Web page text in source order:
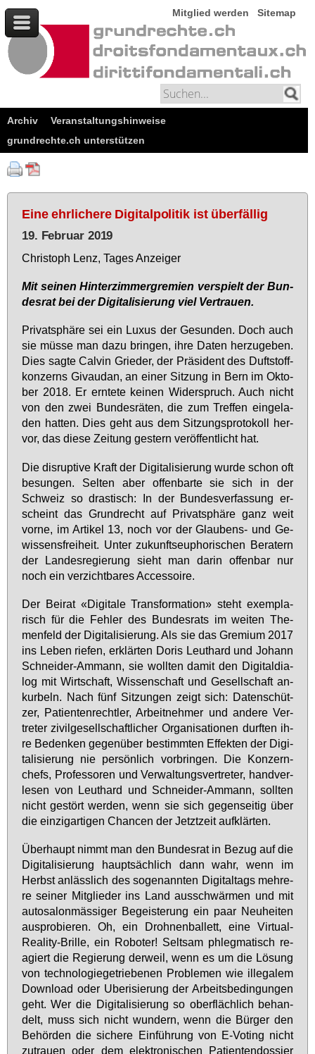
Mitglied werden Sitemap
Archiv
Veranstaltungshinweise
grundrechte.ch unterstützen
Eine ehrlichere Digitalpolitik ist überfällig
19. Februar 2019
Chris­toph Lenz, Ta­ges An­zei­ger
Mit sei­nen Hin­ter­zim­mer­gre­mi­en ver­spielt der Bun­
des­rat bei der Di­gi­ta­li­sie­rung viel Ver­trau­en.
Pri­vat­sphä­re sei ein Lu­xus der Ge­sun­den. Doch auch
sie müs­se man da­zu brin­gen, ih­re Da­ten her­zu­ge­ben.
Dies sag­te Cal­vin Grie­der, der Prä­si­dent des Duft­stoff­
kon­zerns Giv­au­dan, an ei­ner Sit­zung in Bern im Ok­to­
ber 2018. Er ern­te­te kei­nen Wi­der­spruch. Auch nicht
von den zwei Bun­des­rä­ten, die zum Tref­fen ein­ge­la­
den hat­ten. Dies geht aus dem Sit­zungs­pro­to­koll her­
vor, das die­se Zei­tung ges­tern ver­öf­fent­licht hat.
Die dis­rup­ti­ve Kraft der Di­gi­ta­li­sie­rung wur­de schon oft
be­sun­gen. Sel­ten aber of­fen­bar­te sie sich in der
Schweiz so dras­tisch: In der Bun­des­ver­fas­sung er­
scheint das Grund­recht auf Pri­vat­sphä­re ganz weit
vor­ne, im Ar­ti­kel 13, noch vor der Glau­bens- und Ge­
wis­sens­frei­heit. Un­ter zu­kunfts­eu­pho­ri­schen Be­ra­tern
der Lan­des­re­gie­rung sieht man dar­in of­fen­bar nur
noch ein ver­zicht­ba­res Ac­ces­soire.
Der Bei­rat «Di­gi­ta­le Trans­for­ma­ti­on» steht ex­em­pla­
risch für die Feh­ler des Bun­des­rats im wei­ten The­
men­feld der Di­gi­ta­li­sie­rung. Als sie das Gre­mi­um 2017
ins Le­ben rie­fen, er­klär­ten Do­ris Leuthard und Jo­hann
Schnei­der-Am­mann, sie woll­ten da­mit den Di­gi­tal­dia­
log mit Wirt­schaft, Wis­sen­schaft und Ge­sell­schaft an­
kur­beln. Nach fünf Sit­zun­gen zeigt sich: Da­ten­schüt­
zer, Pa­ti­en­ten­recht­ler, Ar­beit­neh­mer und an­de­re Ver­
tre­ter zi­vil­ge­sell­schaft­li­cher Or­ga­ni­sa­tio­nen durf­ten ih­
re Be­den­ken ge­gen­über be­stimm­ten Ef­fek­ten der Di­gi­
ta­li­sie­rung nie per­sön­lich vor­brin­gen. Die Kon­zern­
chefs, Pro­fes­so­ren und Ver­wal­tungs­ver­tre­ter, hand­ver­
le­sen von Leuthard und Schnei­der-Am­mann, soll­ten
nicht ge­stört wer­den, wenn sie sich ge­gen­sei­tig über
die ein­zig­ar­ti­gen Chan­cen der Jetzt­zeit auf­klär­ten.
Über­haupt nimmt man den Bun­des­rat in Be­zug auf die
Di­gi­ta­li­sie­rung haupt­säch­lich dann wahr, wenn im
Herbst an­läss­lich des so­ge­nann­ten Di­gi­tal­tags meh­re­
re sei­ner Mit­glie­der ins Land aus­schwär­men und mit
au­to­sa­lon­mäs­si­ger Be­geis­te­rung ein paar Neu­hei­ten
aus­pro­bie­ren. Oh, ein Droh­nen­bal­lett, ei­ne Vir­tu­al-
Rea­li­ty-Bril­le, ein Ro­bo­ter! Selt­sam phleg­ma­tisch re­
agiert die Re­gie­rung der­weil, wenn es um die Lö­sung
von tech­no­lo­gie­ge­trie­be­nen Pro­ble­men wie il­le­ga­lem
Down­load oder Ube­ri­sie­rung der Ar­beits­be­din­gun­gen
geht. Wer die Di­gi­ta­li­sie­rung so ober­fläch­lich be­han­
delt, muss sich nicht wun­dern, wenn die Bür­ger den
Be­hör­den die si­che­re Ein­füh­rung von E-Vo­ting nicht
zu­trau­en oder dem elek­tro­ni­schen Pa­ti­en­ten­dos­sier